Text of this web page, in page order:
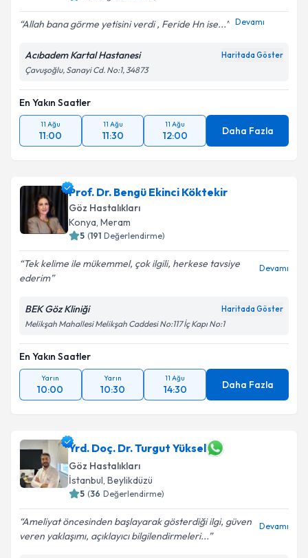
Allah bana görme yetisini verdi , Feride Hn ise... Devamı
Acıbadem Kartal Hastanesi Haritada Göster
Çavuşoğlu, Sanayi Cd. No:1, 34873
En Yakın Saatler
11 Ağu
11:00
11 Ağu
11:30
11 Ağu
12:00 Daha Fazla
Prof. Dr. Bengü Ekinci Köktekir
Göz Hastalıkları
Konya, Meram
5 (191 Değerlendirme)
Tek kelime ile mükemmel, çok ilgili, herkese tavsiye
ederim
Devamı
BEK Göz Kliniği Haritada Göster
Melikşah Mahallesi Melikşah Caddesi No:117 İç Kapı No:1
En Yakın Saatler
Yarın
10:00
Yarın
10:30
11 Ağu
14:30 Daha Fazla
Yrd. Doç. Dr. Turgut Yüksel
Göz Hastalıkları
İstanbul, Beylikdüzü
5 (36 Değerlendirme)
Ameliyat öncesinden başlayarak gösterdiği ilgi, güven
veren yaklaşımı, açıklayıcı bilgilendirmeleri...
Devamı